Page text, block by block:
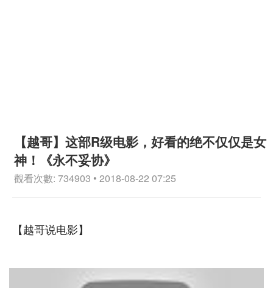
【越哥】这部R级电影，好看的绝不仅仅是女
神！《永不妥协》
觀看次數: 734903 • 2018-08-22 07:25
【越哥说电影】